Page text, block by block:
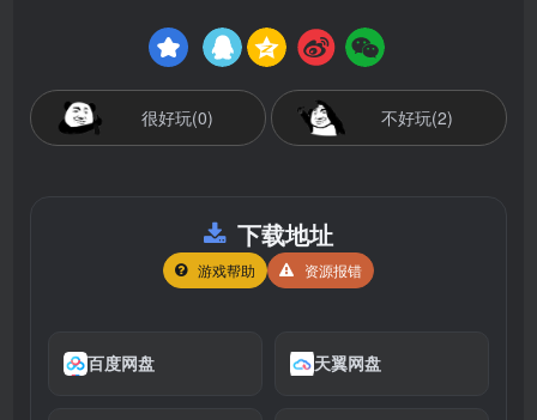
很好玩(0) 不好玩(2)
下载地址
游戏帮助 资源报错
百度网盘 天翼网盘